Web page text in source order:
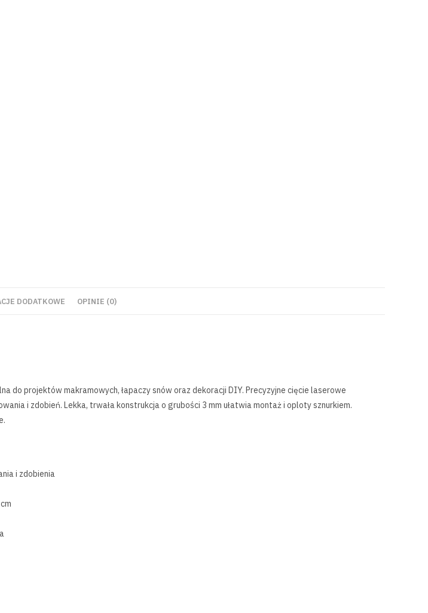
DODATKOWE OPINIE (0)
do projektów makramowych, łapaczy snów oraz dekoracji DIY. Precyzyjne cięcie laserowe
i zdobień. Lekka, trwała konstrukcja o grubości 3 mm ułatwia montaż i oploty sznurkiem.
i zdobienia